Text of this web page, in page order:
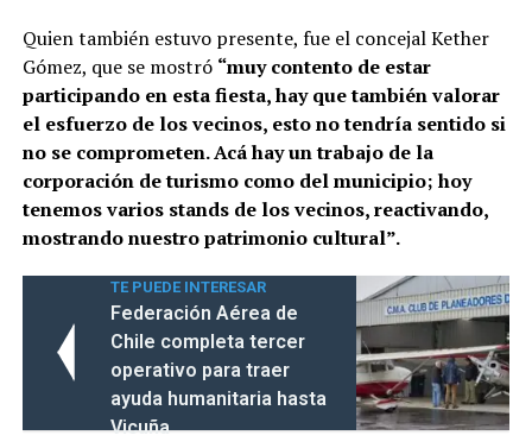
Quien también estuvo presente, fue el concejal Kether
Gómez, que se mostró “muy contento de estar
participando en esta fiesta, hay que también valorar
el esfuerzo de los vecinos, esto no tendría sentido si
no se comprometen. Acá hay un trabajo de la
corporación de turismo como del municipio; hoy
tenemos varios stands de los vecinos, reactivando,
mostrando nuestro patrimonio cultural”.
TE PUEDE INTERESAR
Federación Aérea de
Chile completa tercer
operativo para traer
ayuda humanitaria hasta
Vicuña